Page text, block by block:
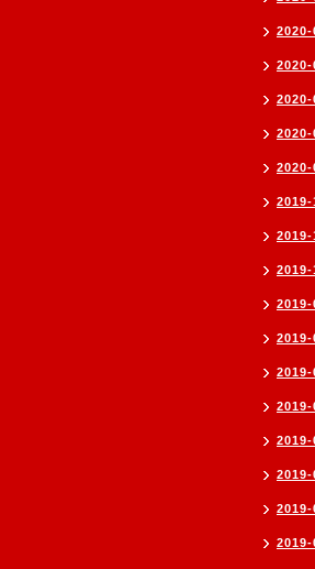
2020-
2020-
2020-
2020-
2020-
2019-
2019-
2019-
2019-
2019-
2019-
2019-
2019-
2019-
2019-
2019-